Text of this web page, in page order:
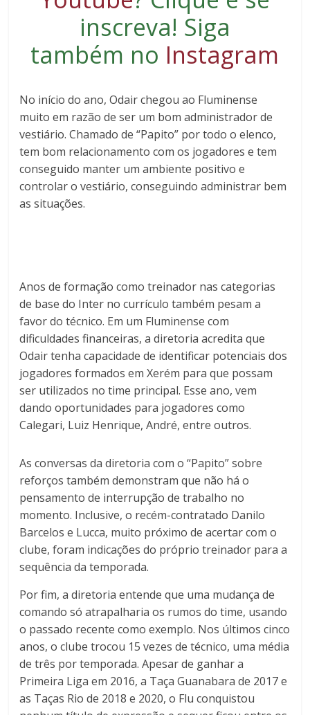
inscreva! Siga
também no Instagram
No início do ano, Odair chegou ao Fluminense
muito em razão de ser um bom administrador de
vestiário. Chamado de “Papito” por todo o elenco,
tem bom relacionamento com os jogadores e tem
conseguido manter um ambiente positivo e
controlar o vestiário, conseguindo administrar bem
as situações.
Anos de formação como treinador nas categorias
de base do Inter no currículo também pesam a
favor do técnico. Em um Fluminense com
dificuldades financeiras, a diretoria acredita que
Odair tenha capacidade de identificar potenciais dos
jogadores formados em Xerém para que possam
ser utilizados no time principal. Esse ano, vem
dando oportunidades para jogadores como
Calegari, Luiz Henrique, André, entre outros.
As conversas da diretoria com o “Papito” sobre
reforços também demonstram que não há o
pensamento de interrupção de trabalho no
momento. Inclusive, o recém-contratado Danilo
Barcelos e Lucca, muito próximo de acertar com o
clube, foram indicações do próprio treinador para a
sequência da temporada.
Por fim, a diretoria entende que uma mudança de
comando só atrapalharia os rumos do time, usando
o passado recente como exemplo. Nos últimos cinco
anos, o clube trocou 15 vezes de técnico, uma média
de três por temporada. Apesar de ganhar a
Primeira Liga em 2016, a Taça Guanabara de 2017 e
as Taças Rio de 2018 e 2020, o Flu conquistou